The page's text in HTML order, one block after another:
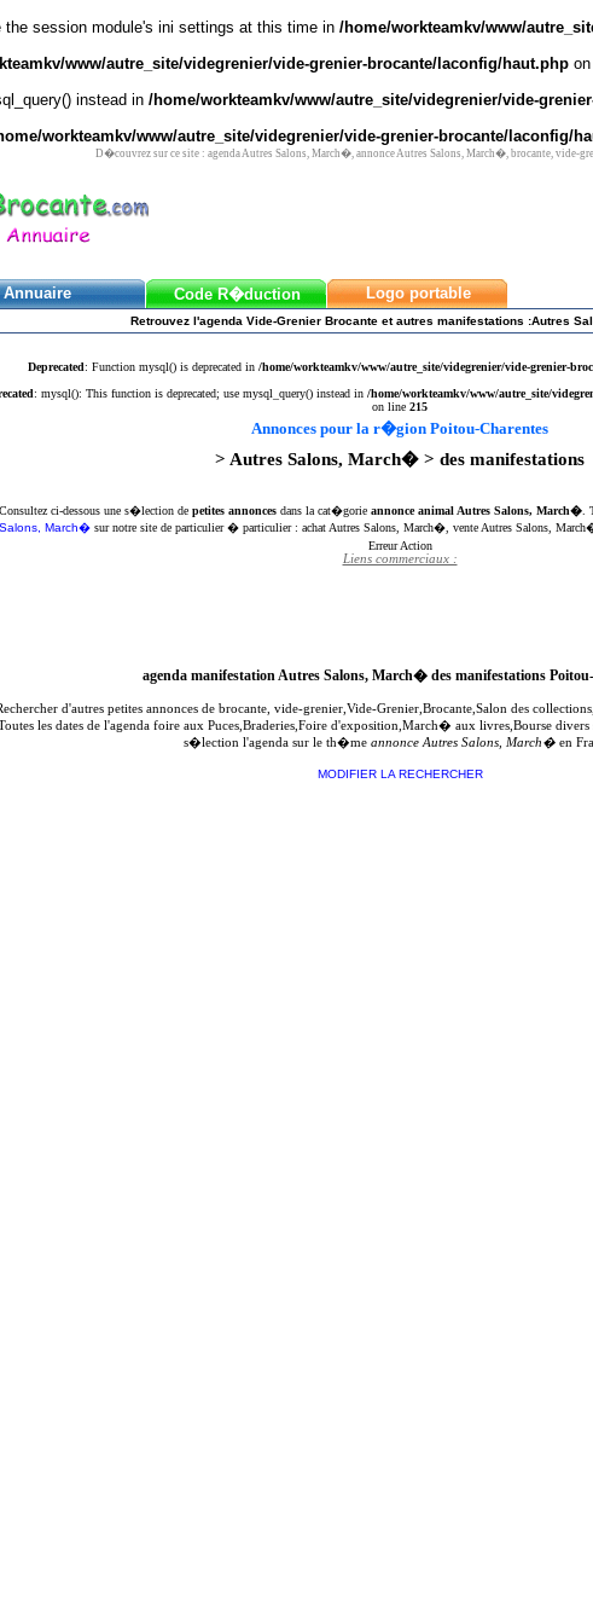
session module's ini settings at this time in /home/workteamkv/www/
www/autre_site/videgrenier/vide-grenier-brocante/laconfig/haut.php
instead in /home/workteamkv/www/autre_site/videgrenier/vide-
workteamkv/www/autre_site/videgrenier/vide-grenier-brocante/laconfig/
D�couvrez sur ce site : agenda Autres Salons, March�, annonce Autres Salons, March�, brocante, vide-
Annuaire Code R�duction Logo portable
Retrouvez l'agenda Vide-Grenier Brocante et autres manifestations :Autres
Deprecated: Function mysql() is deprecated in /home/workteamkv/www/autre_site/videgrenier/vide-grenier-
: mysql(): This function is deprecated; use mysql_query() instead in /home/workteamkv/www/autre_site/
on line 215
Annonces pour la r�gion Poitou-Charentes
> Autres Salons, March� > des manifestations
Consultez ci-dessous une s�lection de petites annonces dans la cat�gorie annonce animal Autres Salons, March� .
Salons, March� sur notre site de particulier � particulier : achat Autres Salons, March�, vente Autres Salons,
Erreur Action
Liens commerciaux :
agenda manifestation Autres Salons, March� des manifestations
d'autres petites annonces de brocante, vide-grenier,Vide-Grenier,Brocante,Salon des
les dates de l'agenda foire aux Puces,Braderies,Foire d'exposition,March� aux livres,Bourse
s�lection l'agenda sur le th�me annonce Autres Salons, March�en
MODIFIER LA RECHERCHER